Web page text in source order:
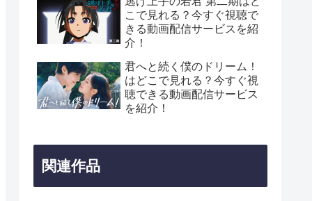
こで見れる？今すぐ視聴で
きる動画配信サービスを紹
介！
君へと続く僕のドリーム！
はどこで見れる？今すぐ視
聴できる動画配信サービス
を紹介！
関連作品